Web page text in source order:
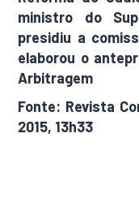
ministro do
presidiu a
elaborou o
Arbitragem
Fonte: Revista
2015, 13h33